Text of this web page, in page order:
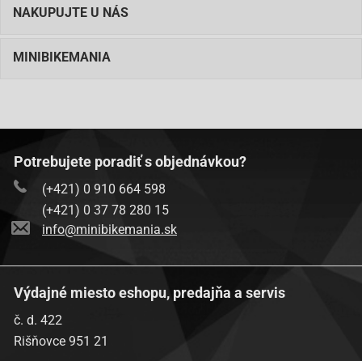
NAKUPUJTE U NÁS
MINIBIKEMANIA
Potrebujete poradiť s objednávkou?
(+421) 0 910 664 598
(+421) 0 37 78 280 15
info@minibikemania.sk
Výdajné miesto eshopu, predajňa a servis
č. d. 422
Rišňovce 951 21